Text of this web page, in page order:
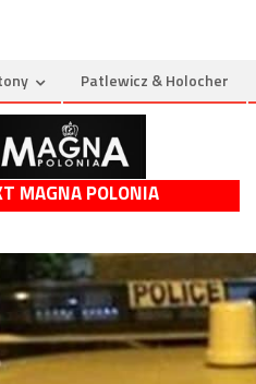
Patlewicz & Holocher
MAGNA POLONIA